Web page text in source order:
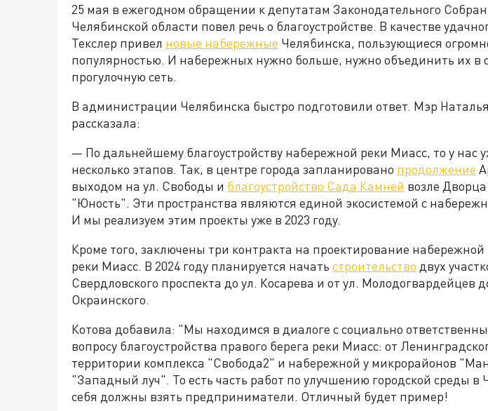
25 мая в ежегодном обращении к депутатам Законодательного
Челябинской области повел речь о благоустройстве. В качестве
Текслер привел новые набережные Челябинска, пользующиеся
популярностью. И набережных нужно больше, нужно объединить их в
прогулочную сеть.
В администрации Челябинска быстро подготовили ответ. Мэр
рассказала:
— По дальнейшему благоустройству набережной реки Миасс, то у нас
несколько этапов. Так, в центре города запланировано продолжение
выходом на ул. Свободы и благоустройство Сада Камней возле
"Юность". Эти пространства являются единой экосистемой с
И мы реализуем этим проекты уже в 2023 году.
Кроме того, заключены три контракта на проектирование набережной
реки Миасс. В 2024 году планируется начать строительство двух
Свердловского проспекта до ул. Косарева и от ул. Молодогвардейцев
Окраинского.
Котова добавила: "Мы находимся в диалоге с социально
вопросу благоустройства правого берега реки Миасс: от
территории комплекса "Свобода2" и набережной у микрорайонов
"Западный луч". То есть часть работ по улучшению городской среды в
себя должны взять предприниматели. Отличный будет пример!